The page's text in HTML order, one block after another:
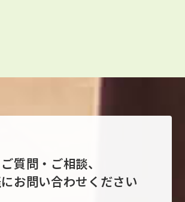
ご質問・ご相談、
お問い合わせください